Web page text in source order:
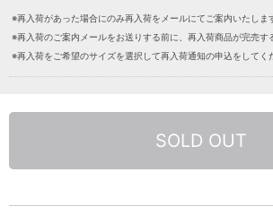
※再入荷があった場合にのみ再入荷をメールにてご案内いたしま
※再入荷のご案内メールをお送りする前に、再入荷商品が完売す
※再入荷をご希望のサイズを選択して再入荷通知の申込をしてく
SOLD OUT